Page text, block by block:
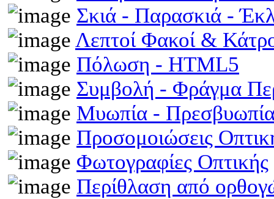
Σκιά - Παρασκιά -
Λεπτοί Φακοί &
Πόλωση - HTML5
Συμβολή - Φράγμα
Μυωπία -
Προσομοιώσεις
Φωτογραφίες Οπτικής
Περίθλαση από